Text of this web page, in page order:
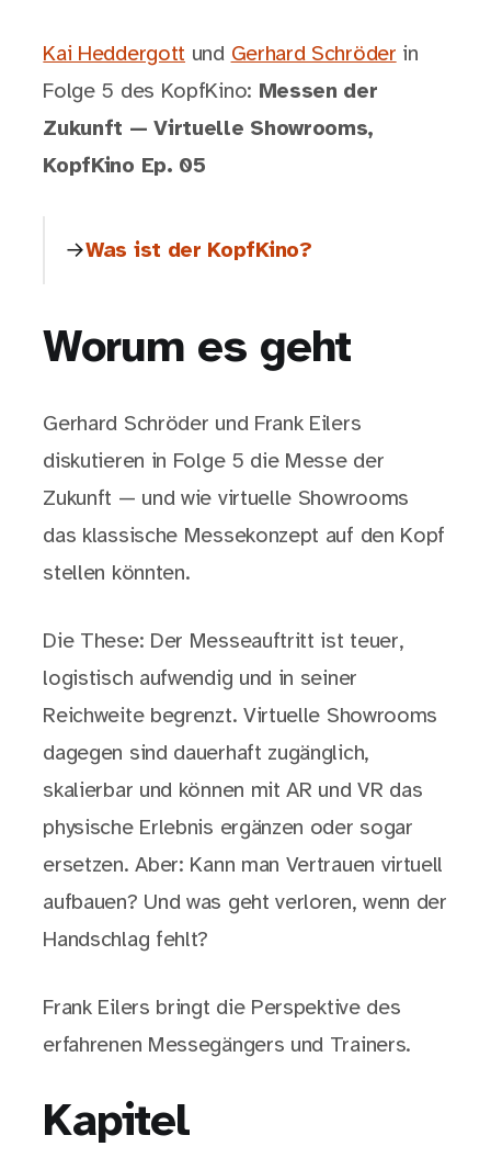
Kai Heddergott und Gerhard Schröder in
Folge 5 des KopfKino: Messen der
Zukunft — Virtuelle Showrooms,
KopfKino Ep. 05
Was ist der KopfKino?
Worum es geht
Gerhard Schröder und Frank Eilers
diskutieren in Folge 5 die Messe der
Zukunft — und wie virtuelle Showrooms
das klassische Messekonzept auf den Kopf
stellen könnten.
Die These: Der Messeauftritt ist teuer,
logistisch aufwendig und in seiner
Reichweite begrenzt. Virtuelle Showrooms
dagegen sind dauerhaft zugänglich,
skalierbar und können mit AR und VR das
physische Erlebnis ergänzen oder sogar
ersetzen. Aber: Kann man Vertrauen virtuell
aufbauen? Und was geht verloren, wenn der
Handschlag fehlt?
Frank Eilers bringt die Perspektive des
erfahrenen Messegängers und Trainers.
Kapitel